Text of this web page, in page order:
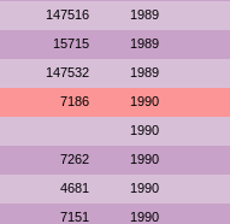
147516 1989
15715 1989
147532 1989
7186 1990
1990
7262 1990
4681 1990
7151 1990